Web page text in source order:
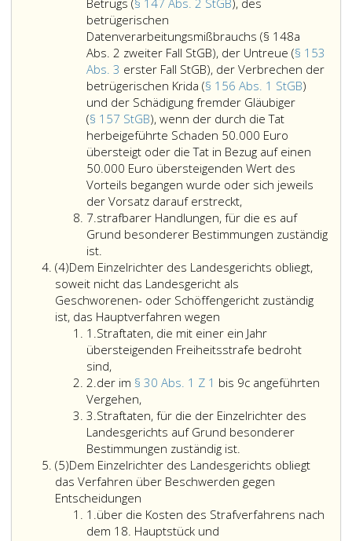
auf
eine
der
unter
Ziffer
2
bis
10
a
angeführten
strafbaren
Handlungen
begangen
ist,
und
StGB),
Absatz
2,
StGB),
StGB)
und
des
sexuellen
Missbrauchs
von
Unmündigen
(Paragraph
207,
StGB),
Landzwangs
(Paragraphen
274
und
275
StGB),
Betrugs (§ 147 Abs. 2 StGB), des
betrügerischen
Datenverarbeitungsmißbrauchs (§ 148a
Abs. 2 zweiter Fall StGB), der Untreue (§ 153
Abs. 3 erster Fall StGB), der Verbrechen der
betrügerischen Krida (§ 156 Abs. 1 StGB)
und der Schädigung fremder Gläubiger
(§ 157 StGB), wenn der durch die Tat
herbeigeführte Schaden 50.000 Euro
übersteigt oder die Tat in Bezug auf einen
50.000 Euro übersteigenden Wert des
Vorteils begangen wurde oder sich jeweils
der Vorsatz darauf erstreckt,des
Vergehens
des
Diebstahls
128,
eins,
Ziffer
StGB),
Verbrechens
des
schweren
Diebstahls
130,
7.Ziffer
7
strafbarer Handlungen, für die es auf
Grund besonderer Bestimmungen zuständig
ist.
(4)Absatz
4,
Dem Einzelrichter des Landesgerichts obliegt,
soweit nicht das Landesgericht als
Geschworenen- oder Schöffengericht zuständig
ist, das Hauptverfahren wegen
1.Ziffer
eins
Straftaten, die mit einer ein Jahr
übersteigenden Freiheitsstrafe bedroht
sind,
2.Ziffer
2
der im § 30 Abs. 1 Z 1 bis 9c angeführten
Vergehen,der
im
Paragraph
30,
Absatz
eins,
eins
bis
3.Ziffer
3
Straftaten, für die der Einzelrichter des
Landesgerichts auf Grund besonderer
Bestimmungen zuständig ist.
(5)Absatz
5,
Dem Einzelrichter des Landesgerichts obliegt
das Verfahren über Beschwerden gegen
Entscheidungen
1.Ziffer
eins
über die Kosten des Strafverfahrens nach
dem 18. Hauptstück und